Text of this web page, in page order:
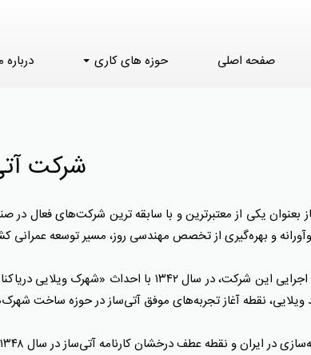
صفحه اصلی حوزه های کاری درباره
شرکت
و بهره‌گیری از تخصص مهندسی روز، مسیر توسعه
نخستین گام اجرایی این شرکت، در سال